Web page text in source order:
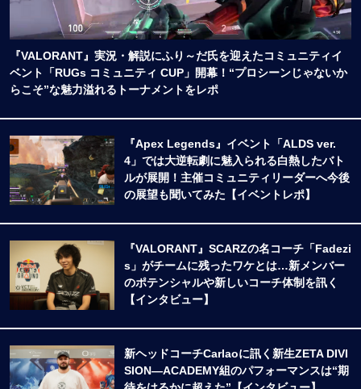
『VALORANT』実況・解説にふり～だ氏を迎えたコミュニティイ
ベント「RUGs コミュニティ CUP」開幕！“プロシーンじゃないか
らこそ”な魅力溢れるトーナメントをレポ
『Apex Legends』イベント「ALDS ver.
4」では大逆転劇に魅入られる白熱したバト
ルが展開！主催コミュニティリーダーへ今後
の展望も聞いてみた【イベントレポ】
『VALORANT』SCARZの名コーチ「Fadezi
s」がチームに残ったワケとは…新メンバー
のポテンシャルや新しいコーチ体制を訊く
【インタビュー】
新ヘッドコーチCarlaoに訊く新生ZETA DIVI
SION―ACADEMY組のパフォーマンスは“期